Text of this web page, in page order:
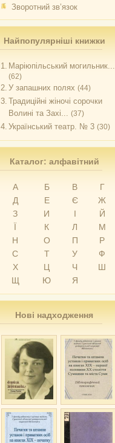
Зворотний зв’язок
Найпопулярніші книжки
1. Маріюпільський могильник...
(62)
2. У запашних полях (44)
3. Традиційні жіночі сорочки
Волині та Захі... (37)
4. Український театр. № 3 (30)
Каталог: алфавітний
А Б В
Г
Д
Е Є
Ж
З
И І
Й
Ї
К Л
М
Н
О П
Р
С
Т У
Ф
Х
Ц Ч
Ш
Щ
Ю Я
Нові надходження